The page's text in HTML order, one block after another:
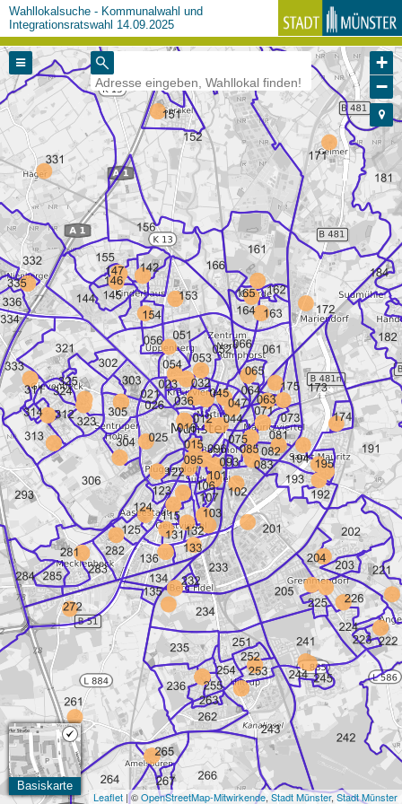
Wahllokalsuche - Kommunalwahl und
Integrationsratswahl 14.09.2025
+
−
Basiskarte
Leaflet | ©OpenStreetMap-Mitwirkende, Stadt Münster,Stadt Münster